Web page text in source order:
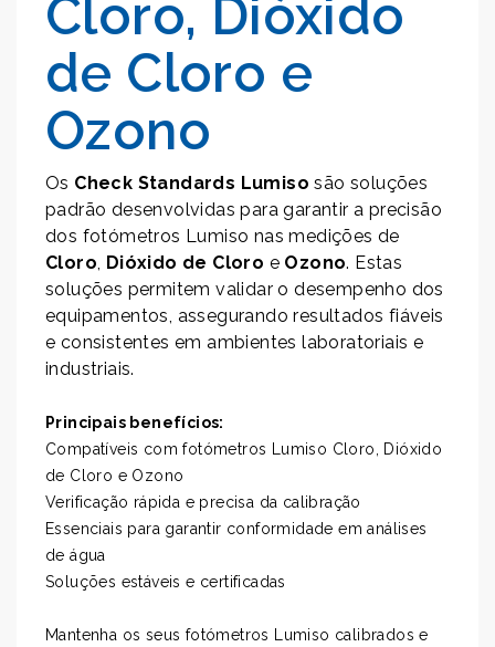
Cloro, Dióxido
de Cloro e
Ozono
Os Check Standards Lumiso são soluções
padrão desenvolvidas para garantir a precisão
dos fotómetros Lumiso nas medições de
Cloro, Dióxido de Cloro e Ozono. Estas
soluções permitem validar o desempenho dos
equipamentos, assegurando resultados fiáveis
e consistentes em ambientes laboratoriais e
industriais.
Principais benefícios:
Compatíveis com fotómetros Lumiso Cloro, Dióxido
de Cloro e Ozono
Verificação rápida e precisa da calibração
Essenciais para garantir conformidade em análises
de água
Soluções estáveis e certificadas
Mantenha os seus fotómetros Lumiso calibrados e